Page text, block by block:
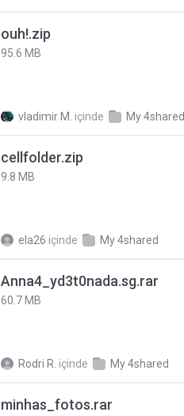
ouh!.zip
95.6 MB
vladimir M. içinde My 4shared
cellfolder.zip
9.8 MB
ela26 içinde My 4shared
Anna4_yd3t0nada.sg.rar
60.7 MB
Rodri R. içinde My 4shared
minhas_fotos.rar